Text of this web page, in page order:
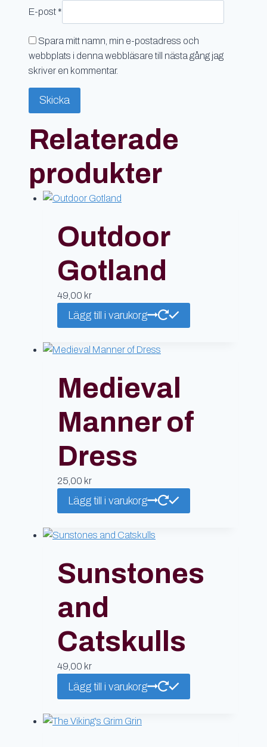
E-post *
Spara mitt namn, min e-postadress och
webbplats i denna webbläsare till nästa gång jag
skriver en kommentar.
Relaterade
produkter
Outdoor
Gotland
49,00 kr
Lägg till i varukorg
Medieval
Manner of
Dress
25,00 kr
Lägg till i varukorg
Sunstones
and
Catskulls
49,00 kr
Lägg till i varukorg